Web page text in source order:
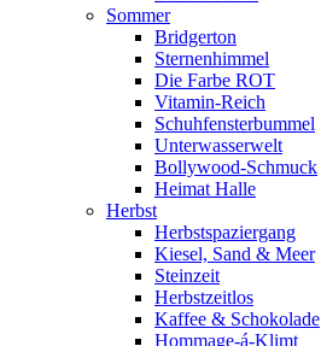
Sommer
Bridgerton
Sternenhimmel
Die Farbe ROT
Vitamin-Reich
Schuhfensterbummel
Unterwasserwelt
Bollywood-Schmuck
Heimat Halle
Herbst
Herbstspaziergang
Kiesel, Sand & Meer
Steinzeit
Herbstzeitlos
Kaffee & Schokolade
Hommage-á-Klimt